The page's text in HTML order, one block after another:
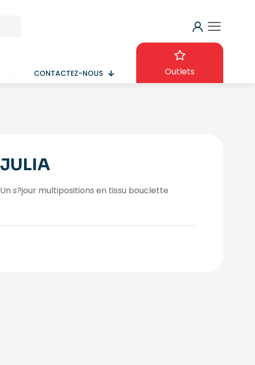
CONTACTEZ-NOUS Outlets
JULIA
Un s?jour multipositions en tissu bouclette